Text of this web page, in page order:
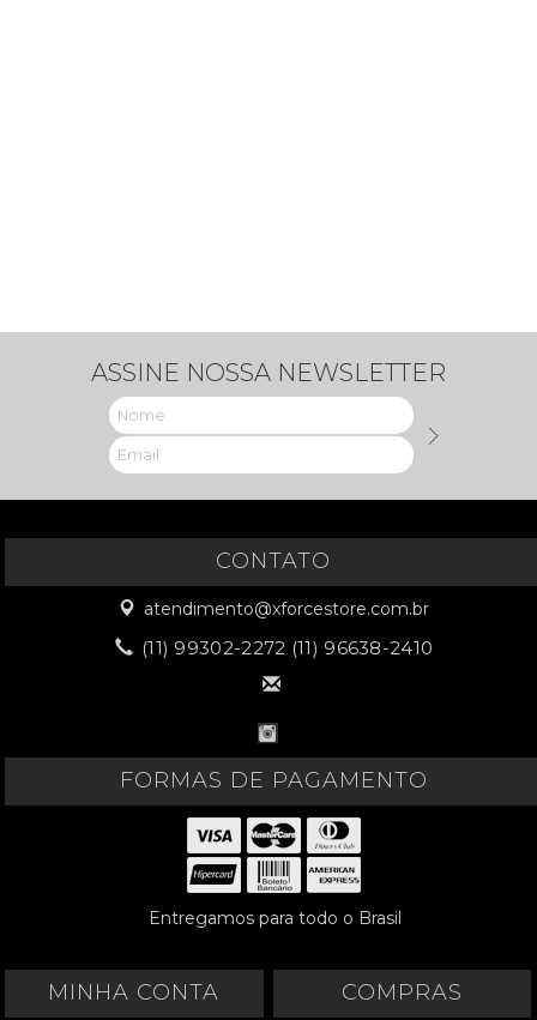
ASSINE NOSSA NEWSLETTER
CONTATO
atendimento@xforcestore.com.br
(11) 99302-2272 (11) 96638-2410
FORMAS DE PAGAMENTO
Entregamos para todo o Brasil
MINHA CONTA COMPRAS